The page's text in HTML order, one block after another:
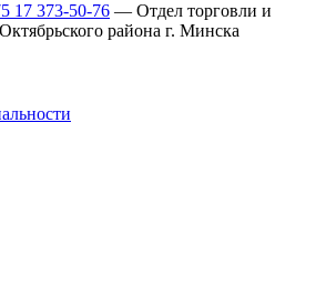
17 373-50-76 — Отдел торговли и
района г. Минска